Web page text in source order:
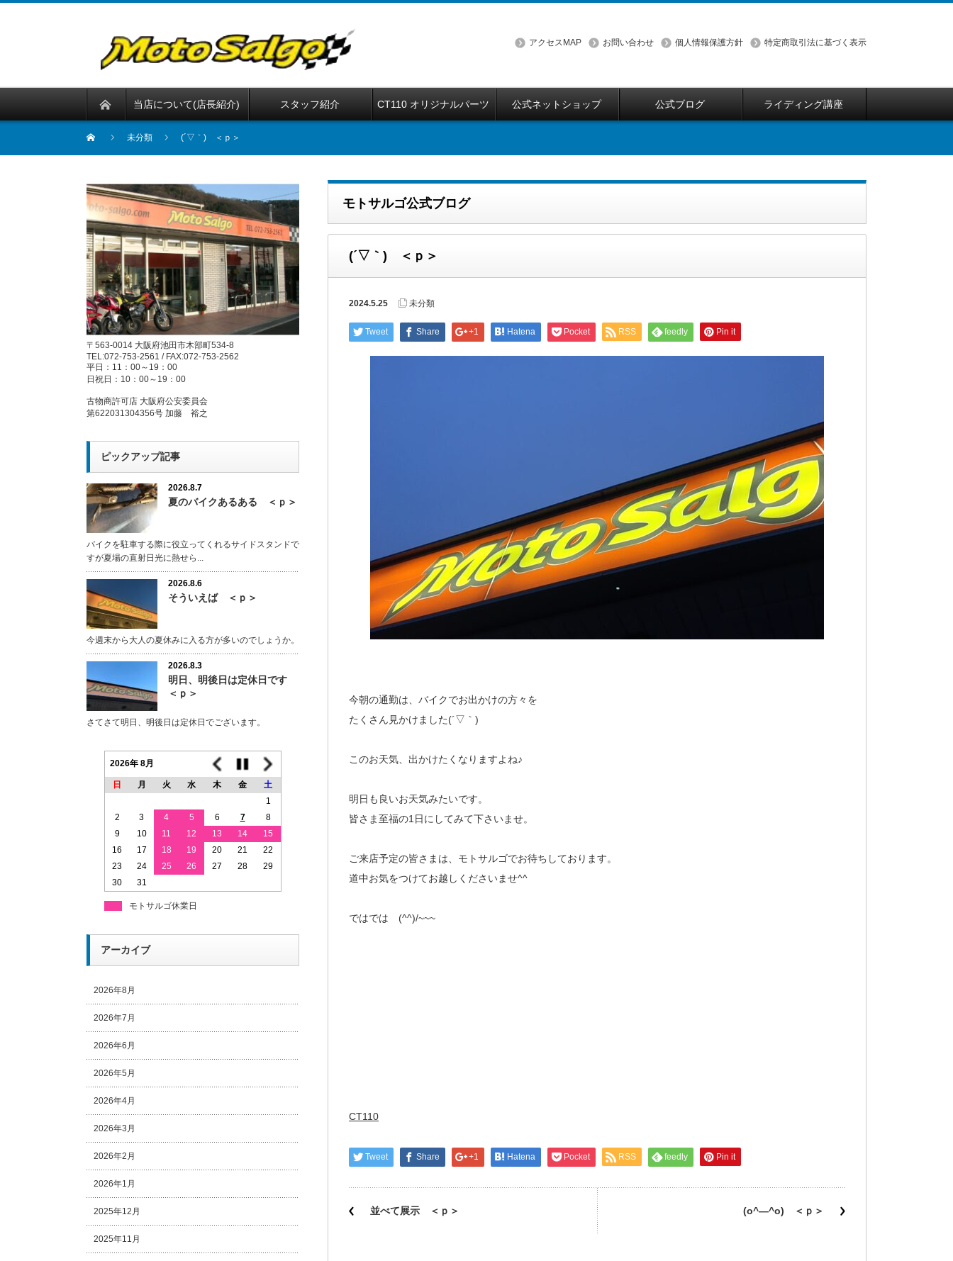
アクセスMAP お問い合わせ 個人情報保護方針 特定商取引法に基づく表示
当店について(店長紹介) スタッフ紹介 CT110 オリジナルパーツ 公式ネットショップ 公式ブログ ライディング講座
未分類 (´▽｀) ＜ｐ＞
モトサルゴ公式ブログ
(´▽｀) ＜ｐ＞
2024.5.25 未分類
Tweet Share +1 Hatena Pocket RSS feedly Pin it
今朝の通勤は、バイクでお出かけの方々を
たくさん見かけました(´▽｀)
このお天気、出かけたくなりますよね♪
明日も良いお天気みたいです。
皆さま至福の1日にしてみて下さいませ。
ご来店予定の皆さまは、モトサルゴでお待ちしております。
道中お気をつけてお越しくださいませ^^
ではでは (^^)/~~~
CT110
Tweet Share +1 Hatena Pocket RSS feedly Pin it
並べて展示 ＜ｐ＞ (o^―^o) ＜ｐ＞
〒563-0014 大阪府池田市木部町534-8
TEL:072-753-2561 / FAX:072-753-2562
平日：11：00～19：00
日祝日：10：00～19：00
古物商許可店 大阪府公安委員会
第622031304356号 加藤 裕之
ピックアップ記事
2026.8.7
夏のバイクあるある ＜ｐ＞
バイクを駐車する際に役立ってくれるサイドスタンドで
すが夏場の直射日光に熱せら...
2026.8.6
そういえば ＜ｐ＞
今週末から大人の夏休みに入る方が多いのでしょうか。
2026.8.3
明日、明後日は定休日です
＜ｐ＞
さてさて明日、明後日は定休日でございます。
2026年 8月
日 月 火 水 木 金
土
1
2
3 4 5 6 7
8
9
10 11 12 13 14
15
16
17 18 19 20 21
22
23
24 25 26 27 28
29
30
31
モトサルゴ休業日
アーカイブ
2026年8月
2026年7月
2026年6月
2026年5月
2026年4月
2026年3月
2026年2月
2026年1月
2025年12月
2025年11月